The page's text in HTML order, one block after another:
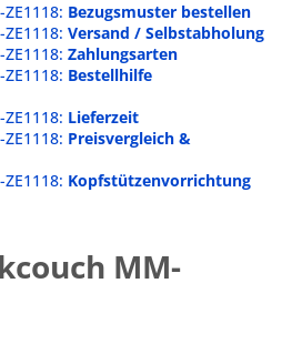
Bezugsmuster bestellen
Versand / Selbstabholung
Zahlungsarten
Bestellhilfe
Lieferzeit
Preisvergleich &
Kopfstützenvorrichtung
MM-